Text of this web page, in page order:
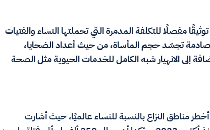
مفصلًا للتكلفة المدمرة التي تحملتها النساء والفتيات
صادمة تجسّد حجم المأساة، من حيث أعداد الضحايا،
إلى الانهيار شبه الكامل للخدمات الحيوية مثل الصحة
النزاع بالنسبة للنساء عالميًا، حيث أشارت